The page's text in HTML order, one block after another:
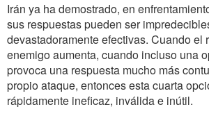
Irán ya ha demostrado, en
sus respuestas pueden ser
devastadoramente efectivas. Cuando el
enemigo aumenta, cuando incluso una
provoca una respuesta mucho más
propio ataque, entonces esta cuarta
rápidamente ineficaz, inválida e inútil.